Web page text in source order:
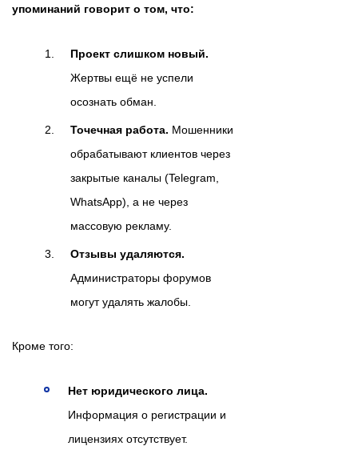
упоминаний говорит о том, что:
Проект слишком новый.
Жертвы ещё не успели
осознать обман.
Точечная работа. Мошенники
обрабатывают клиентов через
закрытые каналы (Telegram,
WhatsApp), а не через
массовую рекламу.
Отзывы удаляются.
Администраторы форумов
могут удалять жалобы.
Кроме того:
Нет юридического лица.
Информация о регистрации и
лицензиях отсутствует.